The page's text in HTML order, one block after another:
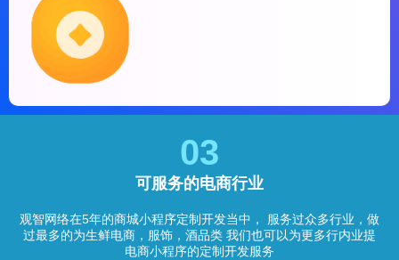
03
可服务的电商行业
观智网络在5年的商城小程序定制开发当中， 服务过众多行业，做
过最多的为生鲜电商，服饰，酒品类 我们也可以为更多行内业提
电商小程序的定制开发服务